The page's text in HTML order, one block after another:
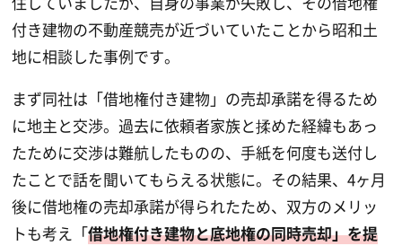
付き建物の不動産競売が近づいていたことから昭和土
地に相談した事例です。
まず同社は「借地権付き建物」の売却承諾を得るため
に地主と交渉。過去に依頼者家族と揉めた経緯もあっ
たために交渉は難航したものの、手紙を何度も送付し
たことで話を聞いてもらえる状態に。その結果、4ヶ月
後に借地権の売却承諾が得られたため、双方のメリッ
トも考え「借地権付き建物と底地権の同時売却」を提